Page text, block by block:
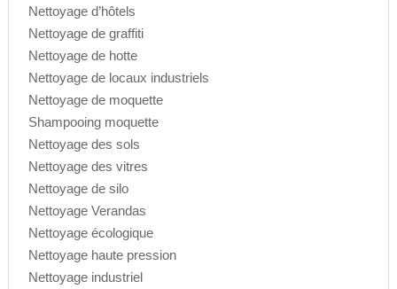
Nettoyage d’hôtels
Nettoyage de graffiti
Nettoyage de hotte
Nettoyage de locaux industriels
Nettoyage de moquette
Shampooing moquette
Nettoyage des sols
Nettoyage des vitres
Nettoyage de silo
Nettoyage Verandas
Nettoyage écologique
Nettoyage haute pression
Nettoyage industriel